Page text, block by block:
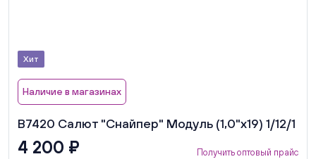
Хит
Наличие в магазинах
В7420 Салют "Снайпер" Модуль (1,0"х19) 1/12/1
4 200 ₽ Получить оптовый прайс